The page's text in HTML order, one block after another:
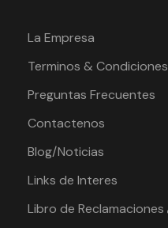
La Empresa
Terminos & Condiciones
Preguntas Frecuentes
Contactenos
Blog/Noticias
Links de Interes
Libro de Reclamaciones